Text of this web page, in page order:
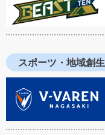
スポーツ・地域創